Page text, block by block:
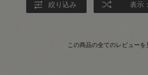
絞り込み 表示
この商品の全てのレビューを